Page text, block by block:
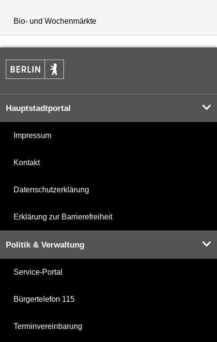
Bio- und Wochenmärkte
Hauptstadtportal
Impressum
Kontakt
Datenschutzerklärung
Erklärung zur Barrierefreiheit
Politik & Verwaltung
Service-Portal
Bürgertelefon 115
Terminvereinbarung